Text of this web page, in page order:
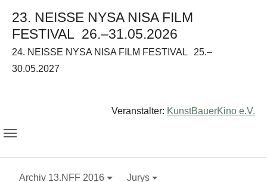
23. NEISSE NYSA NISA FILM
FESTIVAL 26.–31.05.2026
24. NEISSE NYSA NISA FILM FESTIVAL
25.–
30.05.2027
Veranstalter: KunstBauerKino e.V.
Archiv 13.NFF 2016 Jurys